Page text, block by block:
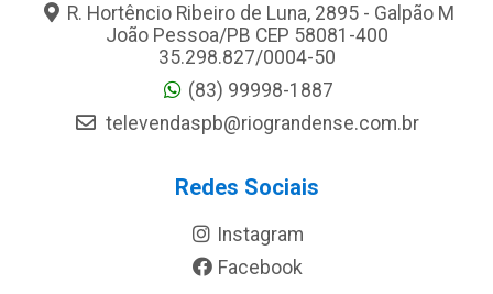
R. Hortêncio Ribeiro de Luna, 2895 - Galpão M
João Pessoa/PB CEP 58081-400
35.298.827/0004-50
(83) 99998-1887
televendaspb@riograndense.com.br
Redes Sociais
Instagram
Facebook